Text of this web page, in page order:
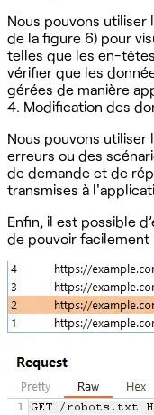
Nous pouvons utiliser
de la figure 6) pour
telles que les en-
vérifier que les
gérées de manière
4. Modification des
Nous pouvons
erreurs ou des
de demande et de
transmises à
Enfin, il est possible
de pouvoir